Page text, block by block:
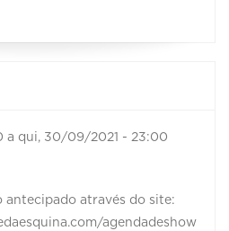
a qui, 30/09/2021 - 23:00
antecipado através do site:
agendadeshow